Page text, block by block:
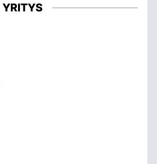
YRITYS